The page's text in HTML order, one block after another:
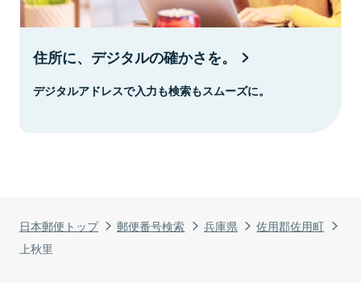
日本郵便トップ 郵便番号検索 兵庫県
佐用郡佐用町
上秋里
住所に、デジタルの確かさを。
デジタルアドレスで入力も検索もスムーズに。